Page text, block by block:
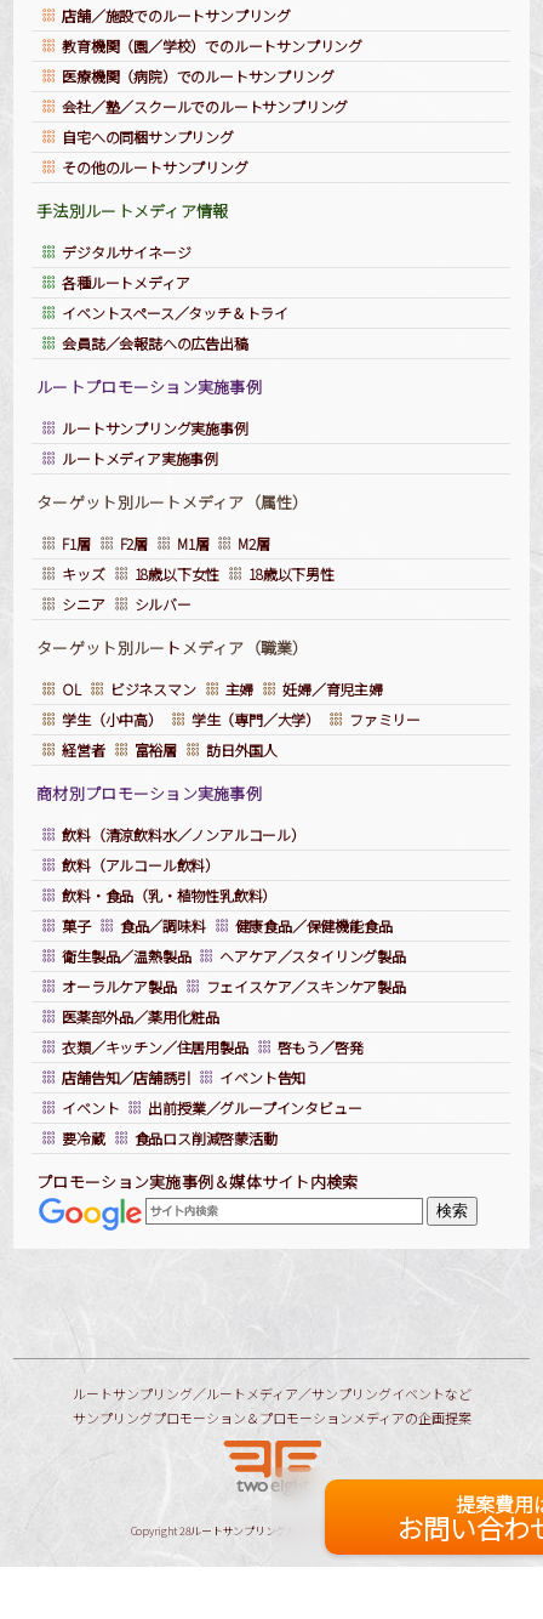
店舗／施設でのルートサンプリング
教育機関（園／学校）でのルートサンプリング
医療機関（病院）でのルートサンプリング
会社／塾／スクールでのルートサンプリング
自宅への同梱サンプリング
その他のルートサンプリング
手法別ルートメディア情報
デジタルサイネージ
各種ルートメディア
イベントスペース／タッチ＆トライ
会員誌／会報誌への広告出稿
ルートプロモーション実施事例
ルートサンプリング実施事例
ルートメディア実施事例
ターゲット別ルートメディア（属性）
F1層 F2層 M1層
M2層
キッズ
18歳以下女性
18歳以下男性
シニア
シルバー
ターゲット別ルー ト メディア（職業）
OL ビジネスマン 主婦
妊婦／育児主婦
学生（小中高）
学生（専門／大学）
ファミリー
経営者
富裕層 訪日外国人
商材別プロモーション実施事例
飲料（清涼飲料水／ノンアルコール）
飲料（アルコール飲料）
飲料・食品（乳・植物性乳飲料）
菓子
食品／調味料
健康食品／保健機能食品
衛生製品／温熱製品
ヘアケア／スタイリング製品
オーラルケア製品
フェイスケア／スキンケア製品
医薬部外品／薬用化粧品
衣類／キッチン／住居用製品
啓もう／啓発
店舗告知／店舗誘引
イベント告知
イベント
出前授業／グループインタビュー
要冷蔵
食品ロス削減啓蒙活動
プロモーション実施事例＆媒体サイト内検索
ルートサンプリング／ルートメディア／サンプリングイベントなど
サンプリングプロモーション＆プロモーションメディアの企画提案
Copyright28ルートサンプリングガイド All Rights Reserved.
提案費用
お問い合わ